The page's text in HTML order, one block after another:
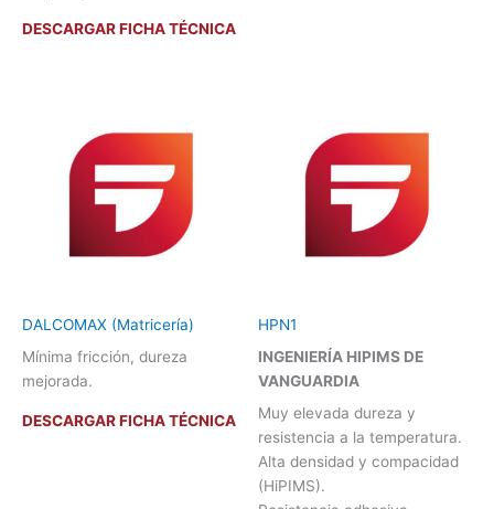
DESCARGAR FICHA TÉCNICA
DALCOMAX (Matricería)
Mínima fricción, dureza
mejorada.
DESCARGAR FICHA TÉCNICA
HPN1
INGENIERÍA HIPIMS DE
VANGUARDIA
Muy elevada dureza y
resistencia a la temperatura.
Alta densidad y compacidad
(HiPIMS).